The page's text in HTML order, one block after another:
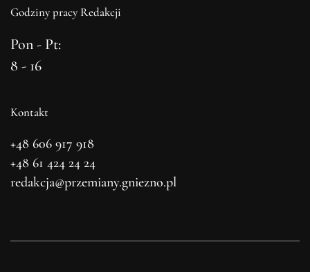
Godziny pracy Redakcji
Pon - Pt:
8 - 16
Kontakt
+48 606 917 918
+48 61 424 24 24
redakcja@przemiany.gniezno.pl